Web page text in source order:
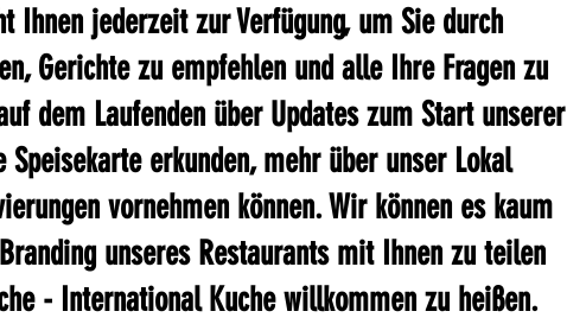
Ihnen jederzeit zur Verfügung, um Sie durch
Gerichte zu empfehlen und alle Ihre Fragen zu
dem Laufenden über Updates zum Start unserer
erkunden, mehr über unser Lokal
vornehmen können. Wir können es kaum
unseres Restaurants mit Ihnen zu teilen
- International Kuche willkommen zu heißen.